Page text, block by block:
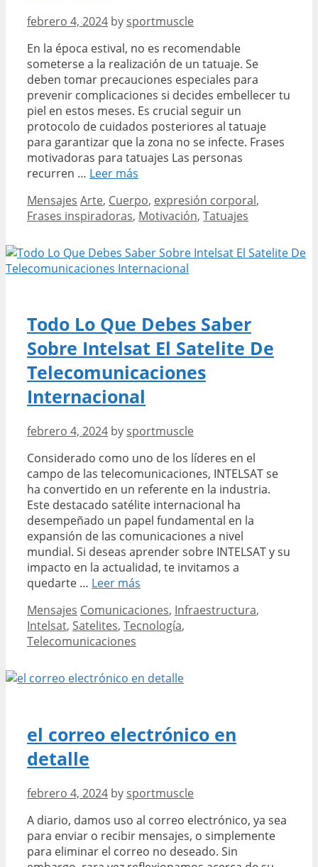
febrero 4, 2024 by sportmuscle
En la época estival, no es recomendable
someterse a la realización de un tatuaje. Se
deben tomar precauciones especiales para
prevenir complicaciones si decides embellecer tu
piel en estos meses. Es crucial seguir un
protocolo de cuidados posteriores al tatuaje
para garantizar que la zona no se infecte. Frases
motivadoras para tatuajes Las personas
recurren … Leer más
mejores
frases
motivación
para
selección
exclusiva
Categories
Mensajes Tags
Arte, Cuerpo, expresión corporal,
Frases inspiradoras, Motivación, Tatuajes
Todo Lo Que Debes Saber
Sobre Intelsat El Satelite De
Telecomunicaciones
Internacional
febrero 4, 2024 by sportmuscle
Considerado como uno de los líderes en el
campo de las telecomunicaciones, INTELSAT se
ha convertido en un referente en la industria.
Este destacado satélite internacional ha
desempeñado un papel fundamental en la
expansión de las comunicaciones a nivel
mundial. Si deseas aprender sobre INTELSAT y su
impacto en la actualidad, te invitamos a
quedarte … Leer más
Que
Debes
Intelsat
Telecomunicaciones
Categories
Mensajes Tags
Comunicaciones, Infraestructura,
Intelsat, Satelites, Tecnología,
Telecomunicaciones
el correo electrónico en
detalle
febrero 4, 2024 by sportmuscle
A diario, damos uso al correo electrónico, ya sea
para enviar o recibir mensajes, o simplemente
para eliminar el correo no deseado. Sin